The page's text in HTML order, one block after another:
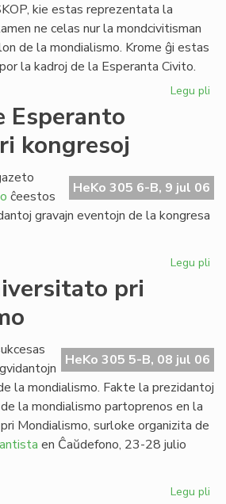
kie estas reprezentata la
ne celas nur la mondcivitisman
de la mondialismo. Krome ĝi estas
la kadroj de la Esperanta Civito.
Legu pli
Esperanto
kongresoj
HeKo 305 6-B, 9 jul 06
ĉeestos
gravajn eventojn de la kongresa
Legu pli
pri
pri
HeKo 305 5-B, 08 jul 06
la mondialismo. Fakte la prezidantoj
la mondialismo partoprenos en la
Mondialismo, surloke organizita de
en Ĉaŭdefono, 23-28 julio
Legu pli